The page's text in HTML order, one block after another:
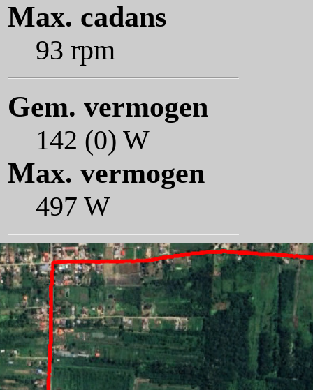
Max. cadans
93 rpm
Gem. vermogen
142 (0) W
Max. vermogen
497 W